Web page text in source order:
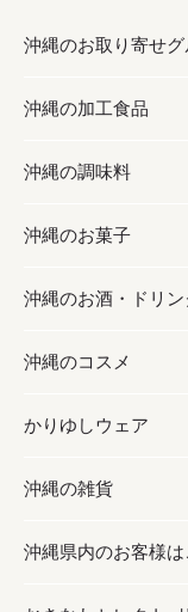
沖縄のお取り寄せグ
お取り寄せグルメ
フルーツ・野菜
お肉
海産物
沖縄の加工食品
加工食品
缶詰／パウチ
沖縄料理
沖縄そば／乾麺
レトルト食品
乾物／粉類
沖縄の調味料
調味料
砂糖／黒砂糖
塩
お酢／ドレッシン
しょうゆ
みそ
沖縄のお菓子
お菓子
黒糖
ちんすこう
伝統菓子
スナック
沖縄のお酒・ドリン
お酒・ドリンク
泡盛
ビール・チューハ
ワイン・ウィスキ
沖縄のコスメ
コスメ
スキンケア
ボディケア
かりゆしウェア
かりゆしウェア
メンズ
沖縄の雑貨
雑貨
沖縄県内のお客様は